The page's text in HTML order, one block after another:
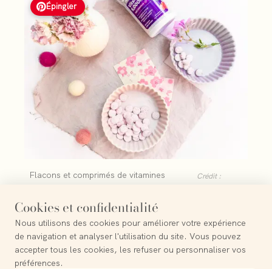
Épingler
Flacons et comprimés de vitamines
Crédit :
Avertissement médical :
Le contenu traitant de la
santé sur amandebasilic.com est fourni à titre
indicatif et ne doit pas se substituer aux conseils
Cookies et confidentialité
Nous utilisons des cookies pour améliorer votre expérience
de navigation et analyser l'utilisation du site. Vous pouvez
accepter tous les cookies, les refuser ou personnaliser vos
préférences.